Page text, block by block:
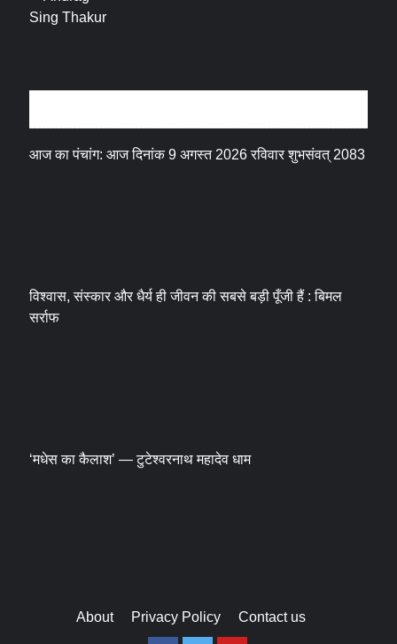
आज का पंचांग: आज दिनांक 9 अगस्त 2026 रविवार शुभसंवत् 2083
विश्वास, संस्कार और धैर्य ही जीवन की सबसे बड़ी पूँजी हैं : बिमल
सर्राफ
‘मधेस का कैलाश’ — टुटेश्वरनाथ महादेव धाम
About Privacy Policy Contact us